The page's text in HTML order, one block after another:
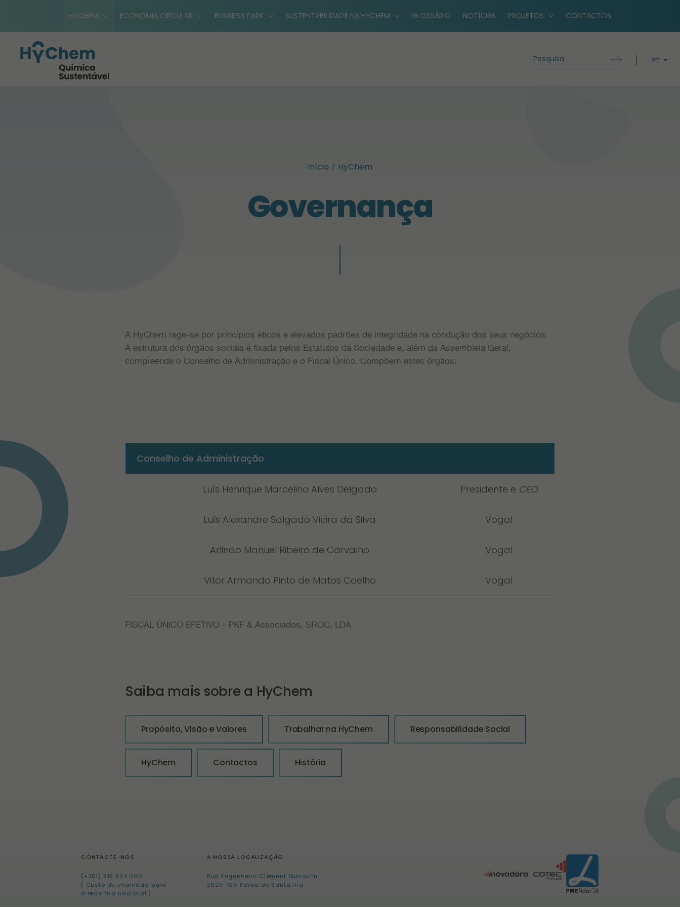
HYCHEM ECONOMIA CIRCULAR BUSINESS PARK SUSTENTABILIDADE NA HYCHEM GLOSSÁRIO NOTÍCIAS PROJETOS CONTACTOS
PT
Início HyChem
Governança
A HyChem rege-se por princípios éticos e elevados padrões de integridade na condução dos seus negócios.
A estrutura dos órgãos sociais é fixada pelos Estatutos da Sociedade e, além da Assembleia Geral,
compreende o Conselho de Administração e o Fiscal Único. Compõem estes órgãos:
Conselho de Administração
Luís Henrique Marcelino Alves Delgado Presidente e CEO
Luís Alexandre Salgado Vieira da Silva Vogal
Arlindo Manuel Ribeiro de Carvalho Vogal
Vitor Armando Pinto de Matos Coelho Vogal
FISCAL ÚNICO EFETIVO - PKF & Associados, SROC, LDA.
Saiba mais sobre a HyChem
Propósito, Visão e Valores Trabalhar na HyChem Responsabilidade Social
HyChem Contactos História
CONTACTE-NOS
(+351) 219 534 000
( Custo de chamada para
a rede fixa nacional )
A NOSSA LOCALIZAÇÃO
Rua Engenheiro Clément Dumoulin
2625-106 Póvoa de Santa Iria